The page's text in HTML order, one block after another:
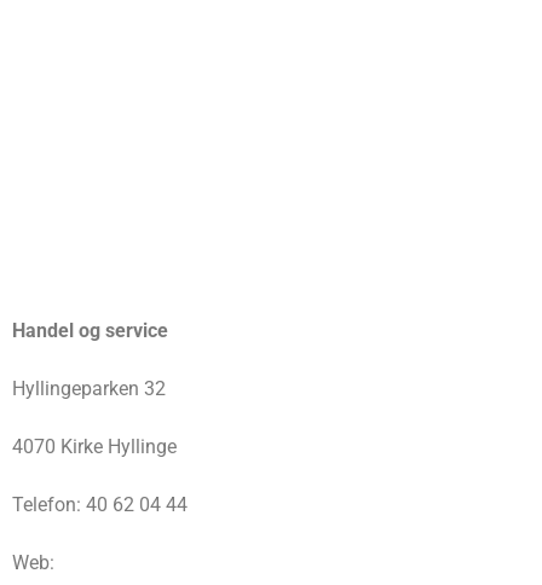
Handel og service
Hyllingeparken 32
4070 Kirke Hyllinge
Telefon: 40 62 04 44
Web: